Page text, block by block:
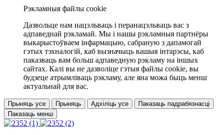
Рэкламныя файлы cookie
Дазвольце нам нацэльваць і перанацэльваць вас з
адпаведнай рэкламай. Мы і нашы рэкламныя партнёры
выкарыстоўваем інфармацыю, сабраную з дапамогай
гэтых тэхналогій, каб вызначыць вашыя інтарэсы, каб
паказваць вам больш адпаведную рэкламу на іншых
сайтах. Калі вы не дазволіце гэтыя файлы cookie, вы
будзеце атрымліваць рэкламу, але яна можа быць менш
актуальнай для вас.
Прыняць усе Прыняць Адхіліць усе
Паказаць падрабязнасці
Паказаць менш